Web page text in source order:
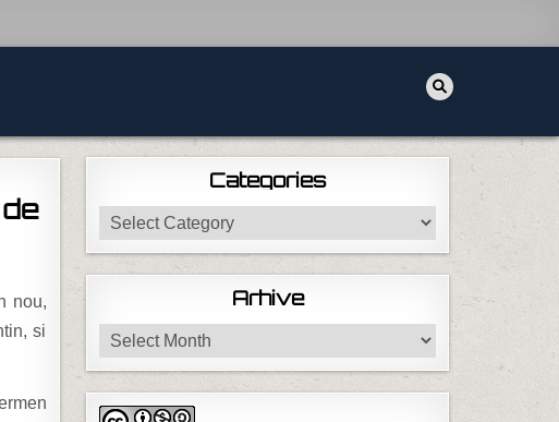
CUM SA NU GRESESTI DE ZIUA ASTA :)
nou,
si
Categories
Categories
Arhive
Arhive